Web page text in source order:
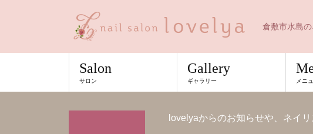
倉敷市水島
Salon
サロン
Gallery
ギャラリー メニ
lovelyaからのお知らせや、ネイ